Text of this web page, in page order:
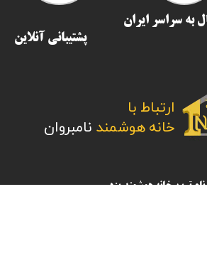
ارتباط با
​​​​​​​خانه هوشمند نامبروان
به سراسر ایران​​​​​​​
پشتیبانی آنلاین
ترین خانه هوشمند یزد